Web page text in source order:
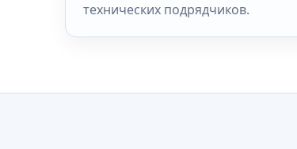
технических подрядчиков.